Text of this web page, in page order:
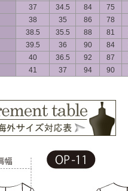
37 34.5 84 75
38 35 86 78
38.5 35.5 88 81
39.5 36 90 84
40 36.5 92 87
41 37 94 90